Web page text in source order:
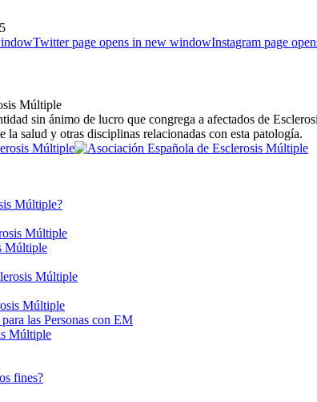
Twitter page opens in new windowInstagram page
Múltiple
sin ánimo de lucro que congrega a afectados de
la salud y otras disciplinas relacionadas con esta patología.
Múltiple?
Múltiple
Múltiple
Múltiple
Múltiple
las Personas con EM
Múltiple
fines?